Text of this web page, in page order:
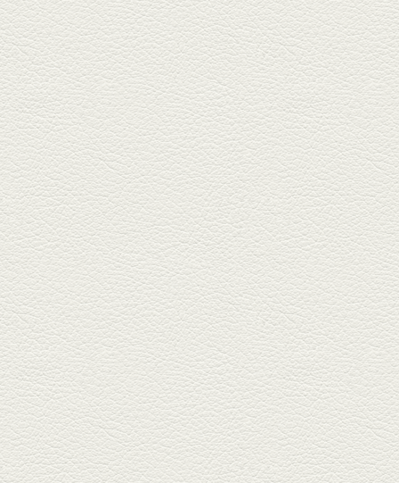
2025年5月2日放送
ミックス水餃子＆麻婆豆
腐
新水前寺駅そばの人気店「中華
料理 福来亭」へ。「しろ」ロッ
ク...
2025年4月11日放送
きびなごの塩焼き＆黒豚
しゃぶしゃぶ
春の[熊本屋台村]で昼飲みの刻。
[かごっま屋台 黒で乾杯]で「銀...
2025年3月21日放送
薩摩赤鶏のころころ焼き
＆カツオの藁焼き
三年坂通りのビル２階「焼鳥こ
ろころ」はオシャレな店構えで
炭火...
2025年2月28日放送
踊る車海老＆あか牛串 ウ
ニとキャビア乗せ
ホテル日航熊本の裏、創作串揚
げの新たな店「串ハル」へ「銀
しろ...